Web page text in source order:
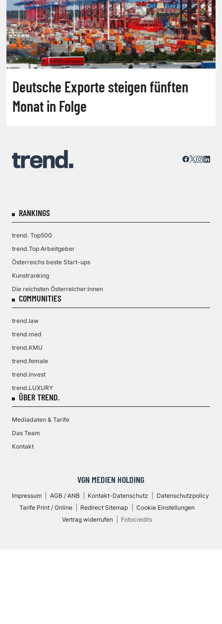
Deutsche Exporte steigen fünften
Monat in Folge
RANKINGS
trend. Top500
trend.Top Arbeitgeber
Österreichs beste Start-ups
Kunstranking
Die reichsten Österreicher:innen
COMMUNITIES
trend.law
trend.med
trend.KMU
trend.female
trend.invest
trend.LUXURY
ÜBER TREND.
Mediadaten & Tarife
Das Team
Kontakt
VGN MEDIEN HOLDING
Impressum AGB / ANB Kontakt-Datenschutz
Datenschutzpolicy
Tarife Print / Online
Redirect Sitemap
Cookie Einstellungen
Vertrag widerrufen
Fotocredits